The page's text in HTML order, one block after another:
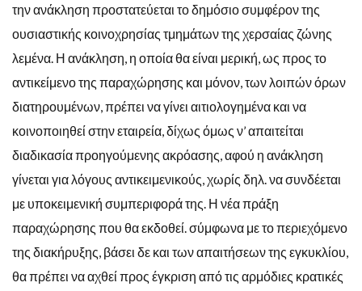
την ανάκληση προστατεύεται το δημόσιο συμφέρον της
ουσιαστικής κοινοχρησίας τμημάτων της χερσαίας ζώνης
λεμένα. Η ανάκληση, η οποία θα είναι μερική, ως προς το
αντικείμενο της παραχώρησης και μόνον, των λοιπών όρων
διατηρουμένων, πρέπει να γίνει αιτιολογημένα και να
κοινοποιηθεί στην εταιρεία, δίχως όμως ν’ απαιτείται
διαδικασία προηγούμενης ακρόασης, αφού η ανάκληση
γίνεται για λόγους αντικειμενικούς, χωρίς δηλ. να συνδέεται
με υποκειμενική συμπεριφορά της. Η νέα πράξη
παραχώρησης που θα εκδοθεί. σύμφωνα με το περιεχόμενο
της διακήρυξης, βάσει δε και των απαιτήσεων της εγκυκλίου,
θα πρέπει να αχθεί προς έγκριση από τις αρμόδιες κρατικές